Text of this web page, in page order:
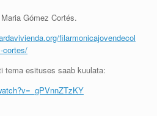
Gómez Cortés.
filarmonicajovendecol
cortes/
tema esituses saab kuulata: